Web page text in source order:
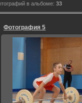
в альбоме:33
Фотография 5
30.03.2022
Ник